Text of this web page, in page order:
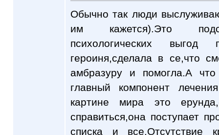
Обычно так люди
им кажется).Это
психологических
героиня,сделала в се,что
амбразуру и помогла.А что
главный компонент
картине мира это
справиться,она поступает
списка и все.Отсутствие